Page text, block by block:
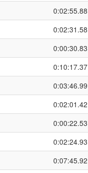
0:02:55.88
0:02:31.58
0:00:30.83
0:10:17.37
0:03:46.99
0:02:01.42
0:00:22.53
0:02:24.93
0:07:45.92